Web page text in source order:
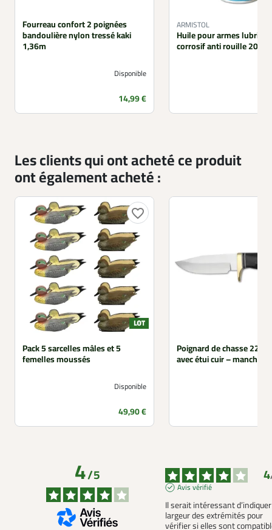
Fourreau confort 2 poignées
bandoulière nylon tressé kaki
1,36m
Disponible
Prix
14,99 €
ARMISTOL
Huile pour armes
corrosif anti rouille
Les clients qui ont acheté ce produit
ont également acheté :
favorite_border
Pack 5 sarcelles mâles et 5
femelles moussés
Disponible
Prix
49,90 €
Poignard de chasse 22
avec étui cuir – manche
4/5 4
Avis vérifié
Il serait intéressant
largeur des extrémités pour
vérifier si elles sont